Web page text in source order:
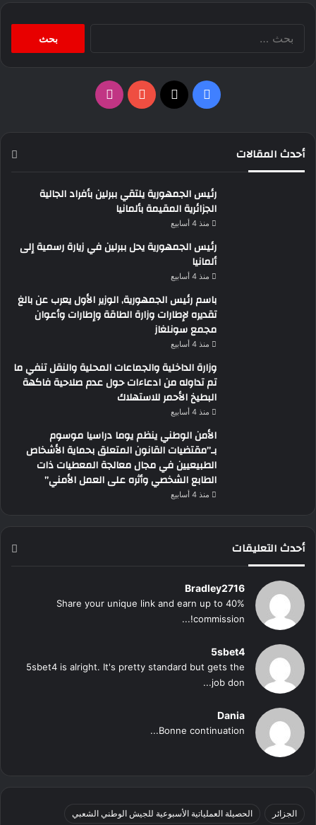
فيسبوك ‫YouTubeانستقرام
أحدث المقالات
رئيس الجمهورية يلتقي ببرلين بأفراد الجالية
الجزائرية المقيمة بألمانيا
منذ 4 أسابيع
رئيس الجمهورية يحل ببرلين في زيارة رسمية إلى
ألمانيا
منذ 4 أسابيع
باسم رئيس الجمهورية, الوزير الأول يعرب عن بالغ
تقديره لإطارات وزارة الطاقة وإطارات وأعوان
مجمع سونلغاز
منذ 4 أسابيع
وزارة الداخلية والجماعات المحلية والنقل تنفي ما
تم تداوله من ادعاءات حول عدم صلاحية فاكهة
البطيخ الأحمر للاستهلاك
منذ 4 أسابيع
الأمن الوطني ينظم يوما دراسيا موسوم
بـ”مقتضيات القانون المتعلق بحماية الأشخاص
الطبيعيين في مجال معالجة المعطيات ذات
الطابع الشخصي وأثره على العمل الأمني”
منذ 4 أسابيع
أحدث التعليقات
Bradley2716
Share your unique link and earn up to 40%
commission!...
5sbet4
5sbet4 is alright. It's pretty standard but gets the
job don...
Dania
Bonne continuation...
الجزائر الحصيلة العملياتية الأسبوعية للجيش الوطني الشعبي